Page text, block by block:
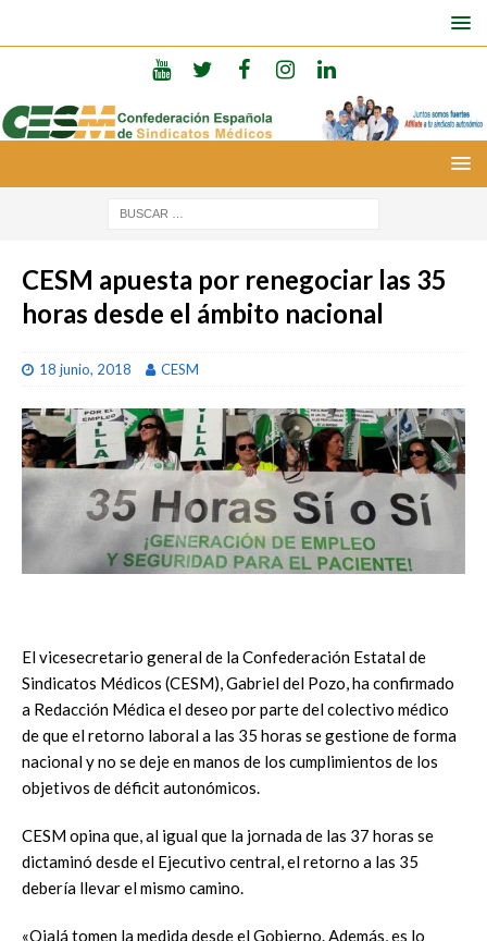
CESM apuesta por renegociar las 35
horas desde el ámbito nacional
18 junio, 2018 CESM
El vicesecretario general de la Confederación Estatal de
Sindicatos Médicos (CESM), Gabriel del Pozo, ha confirmado
a Redacción Médica el deseo por parte del colectivo médico
de que el retorno laboral a las 35 horas se gestione de forma
nacional y no se deje en manos de los cumplimientos de los
objetivos de déficit autonómicos.
CESM opina que, al igual que la jornada de las 37 horas se
dictaminó desde el Ejecutivo central, el retorno a las 35
debería llevar el mismo camino.
«Ojalá tomen la medida desde el Gobierno. Además, es lo